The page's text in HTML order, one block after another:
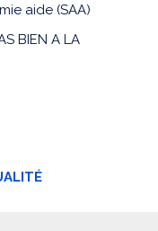
aide (SAA)
BIEN A LA